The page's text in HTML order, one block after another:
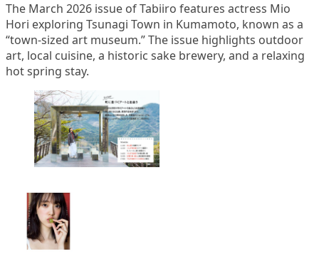
The March 2026 issue of Tabiiro features actress Mio
Hori exploring Tsunagi Town in Kumamoto, known as a
“town-sized art museum.” The issue highlights outdoor
art, local cuisine, a historic sake brewery, and a relaxing
hot spring stay.